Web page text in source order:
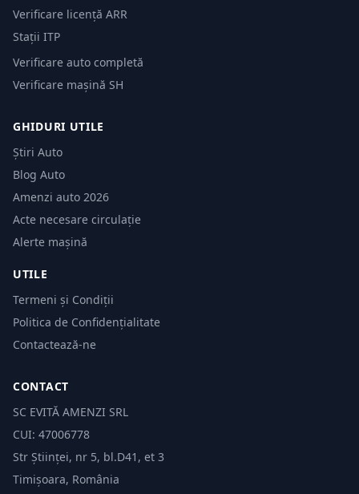
Verificare licență ARR
Stații ITP
Verificare auto completă
Verificare mașină SH
GHIDURI UTILE
Știri Auto
Blog Auto
Amenzi auto 2026
Acte necesare circulație
Alerte mașină
UTILE
Termeni și Condiții
Politica de Confidențialitate
Contactează-ne
CONTACT
SC EVITĂ AMENZI SRL
CUI: 47006778
Str Științei, nr 5, bl.D41, et 3
Timișoara, România